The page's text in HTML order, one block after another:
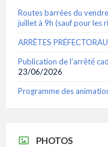
Routes barrées du
juillet à 9h (sauf pour les
ARRÊTES
Publication de l’arrêté
23/06/2026
Programme des
PHOTOS